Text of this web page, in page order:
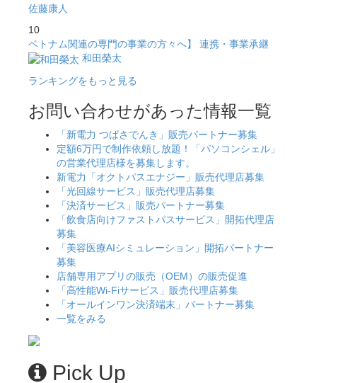
佐藤康人
10
ベトナム関連の専門の事業の方々へ】 連携・事業承継
和田榮太
ランキングをもっと見る
お問い合わせがあった情報一覧
「新電力 つばさでんき」販売パートナー募集
定額6万円で制作依頼し放題！「パソコンシェル」
の営業代理店様を募集します。
新電力「オクトパスエナジー」販売代理店募集
「光回線サービス」販売代理店募集
「決済サービス」販売パートナー募集
「飲食店向けファストパスサービス」開拓代理店
募集
「美容医療AIシミュレーション」開拓パートナー
募集
店舗専用アプリの販売（OEM）の販売促進
「高性能Wi-Fiサービス」販売代理店募集
「オールインワン決済端末」パートナー募集
一覧をみる
Pick Up